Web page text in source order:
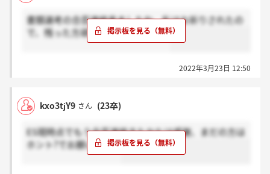
書類選考の合否連絡来ましたね。私はお祈りされたの
で、残った方頑張ってください…！
2022年3月23日 12:50
kxo3tjY9 さん (23卒)
ES現時点でもう合否連絡きたかたは感謝、まだの方は
ホント?でお願いします